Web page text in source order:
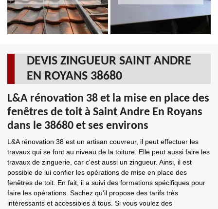
DEVIS ZINGUEUR SAINT ANDRE
EN ROYANS 38680
L&A rénovation 38 et la mise en place des
fenêtres de toit à Saint Andre En Royans
dans le 38680 et ses environs
L&A rénovation 38 est un artisan couvreur, il peut effectuer les
travaux qui se font au niveau de la toiture. Elle peut aussi faire les
travaux de zinguerie, car c'est aussi un zingueur. Ainsi, il est
possible de lui confier les opérations de mise en place des
fenêtres de toit. En fait, il a suivi des formations spécifiques pour
faire les opérations. Sachez qu'il propose des tarifs très
intéressants et accessibles à tous. Si vous voulez des